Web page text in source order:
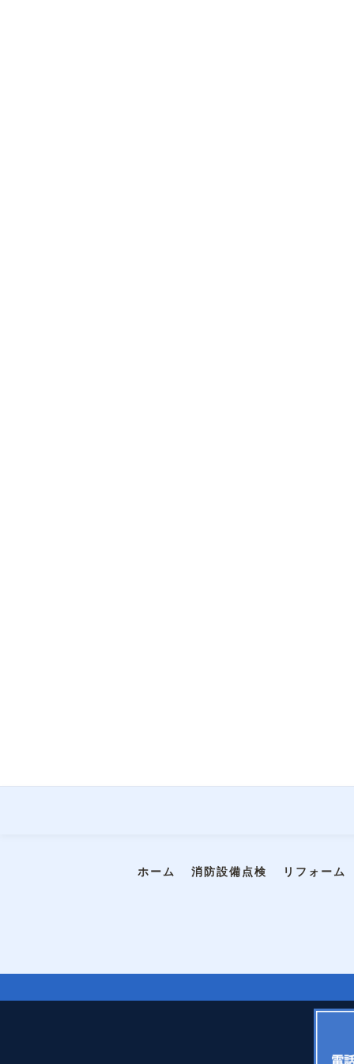
ホーム 消防設備点検 リフォーム